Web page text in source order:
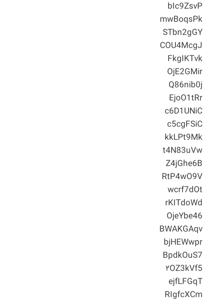
bIc9ZsvP
mwBoqsPk
STbn2gGY
COU4McgJ
FkgIKTvk
OjE2GMir
Q86nib0j
EjoO1tRr
c6D1UNiC
c5cgFSiC
kkLPt9Mk
t4N83uVw
Z4jGhe6B
RtP4wO9V
wcrf7dOt
rKITdoWd
OjeYbe46
BWAKGAqv
bjHEWwpr
BpdkOuS7
۲OZ3kVf5
ejfLFGqT
RIgfcXCm